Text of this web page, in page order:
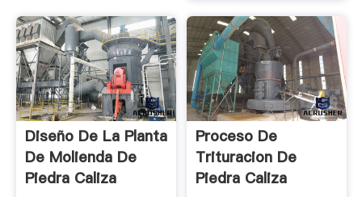
Diseño De La Planta
De Molienda De
Piedra Caliza
Proceso De
Trituracion De
Piedra Caliza